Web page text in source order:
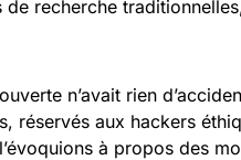
recherche
n’avait rien
réservés aux hackers
à propos des